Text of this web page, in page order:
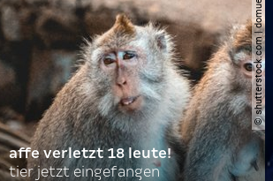
© shutterstock.com | domuephoto
affe verletzt 18 leute!
tier jetzt eingefangen